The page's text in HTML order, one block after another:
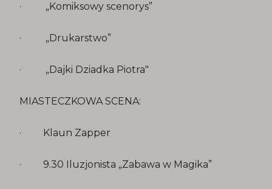
· „Komiksowy scenorys”
· „Drukarstwo”
· „Dajki Dziadka Piotra"
MIASTECZKOWA SCENA:
· Klaun Zapper
· 9.30 Iluzjonista „Zabawa w Magika”